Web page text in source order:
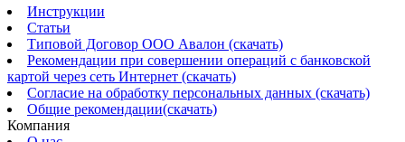
Инструкции
Статьи
Типовой Договор ООО Авалон (скачать)
Рекомендации при совершении операций с банковской
картой через сеть Интернет (скачать)
Согласие на обработку персональных данных (скачать)
Общие рекомендации(скачать)
Компания